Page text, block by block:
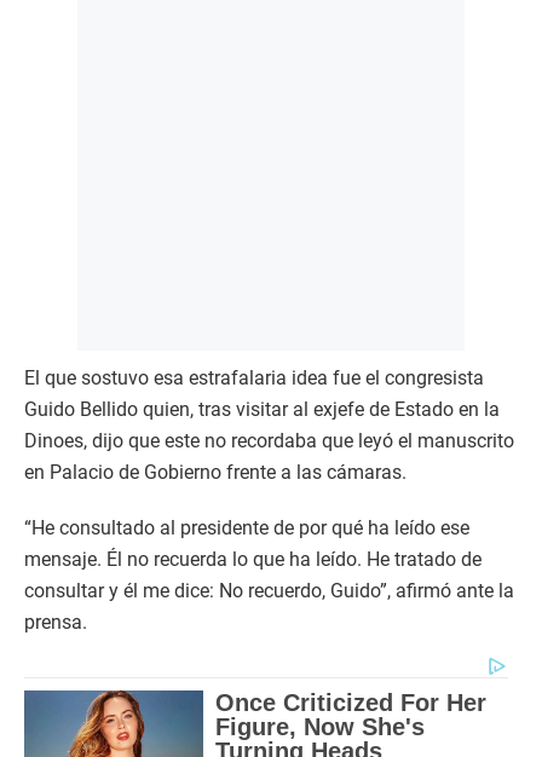
El que sostuvo esa estrafalaria idea fue el congresista
Guido Bellido quien, tras visitar al exjefe de Estado en la
Dinoes, dijo que este no recordaba que leyó el manuscrito
en Palacio de Gobierno frente a las cámaras.
“He consultado al presidente de por qué ha leído ese
mensaje. Él no recuerda lo que ha leído. He tratado de
consultar y él me dice: No recuerdo, Guido”, afirmó ante la
prensa.